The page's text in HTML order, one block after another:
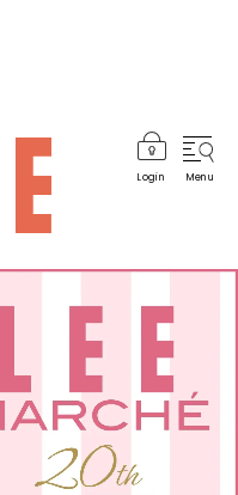
Login Menu